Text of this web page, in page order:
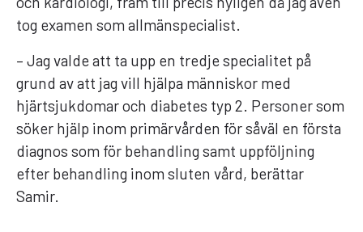
tog examen som allmänspecialist.
– Jag valde att ta upp en tredje specialitet på
grund av att jag vill hjälpa människor med
hjärtsjukdomar och diabetes typ 2. Personer som
söker hjälp inom primärvården för såväl en första
diagnos som för behandling samt uppföljning
efter behandling inom sluten vård, berättar
Samir.